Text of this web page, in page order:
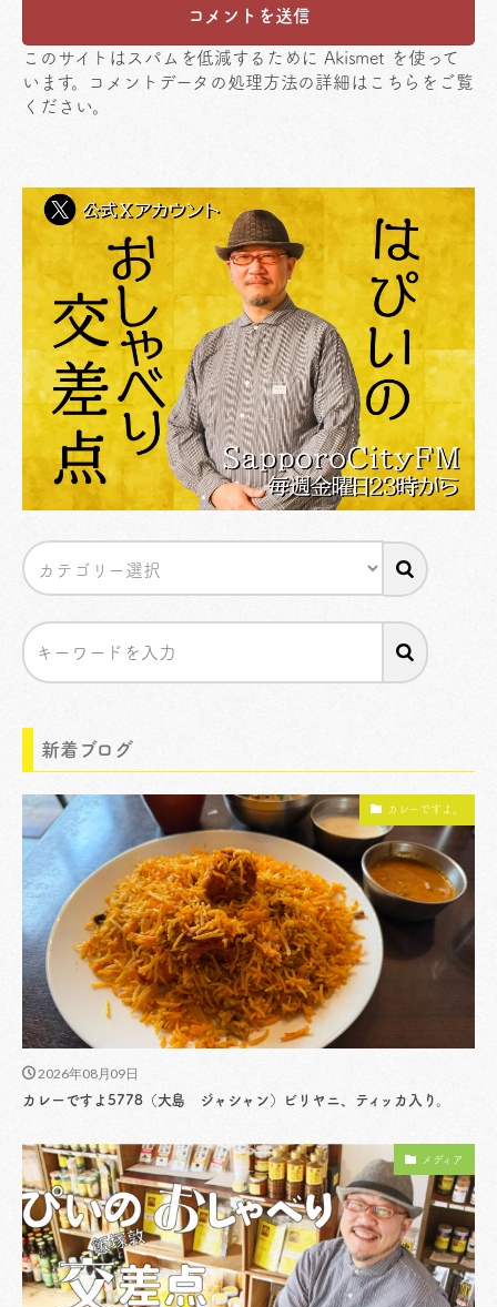
このサイトはスパムを低減するために Akismet を使って
います。
コメントデータの処理方法の詳細はこちらをご覧
ください。
新着ブログ
カレーですよ。
2026年08月09日
カレーですよ5778（大島 ジャシャン）ビリヤニ、ティッカ入り。
メディア